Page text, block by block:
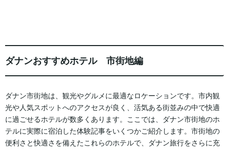
ダナンおすすめホテル 市街地編
ダナン市街地は、観光やグルメに最適なロケーションです。市内観
光や人気スポットへのアクセスが良く、活気ある街並みの中で快適
に過ごせるホテルが数多くあります。ここでは、ダナン市街地のホ
テルに実際に宿泊した体験記事をいくつかご紹介します。市街地の
便利さと快適さを備えたこれらのホテルで、ダナン旅行をさらに充